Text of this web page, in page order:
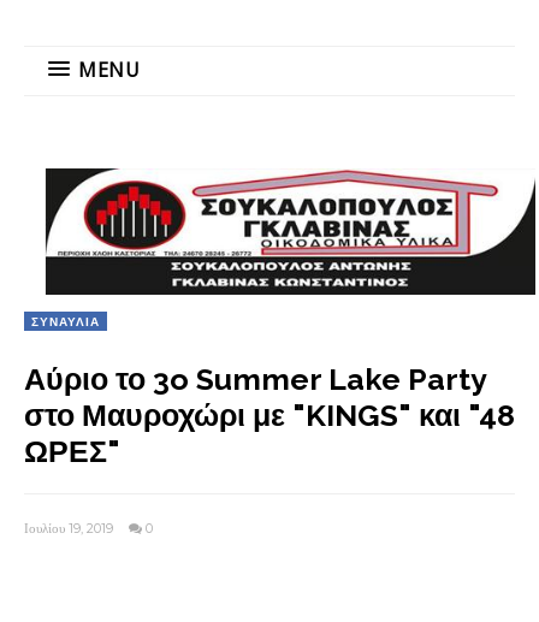
MENU
ΣΥΝΑΥΛΙΑ
Αύριο το 3o Summer Lake Party
στο Μαυροχώρι με "KINGS" και "48
ΩΡΕΣ"
Ιουλίου 19, 2019 0